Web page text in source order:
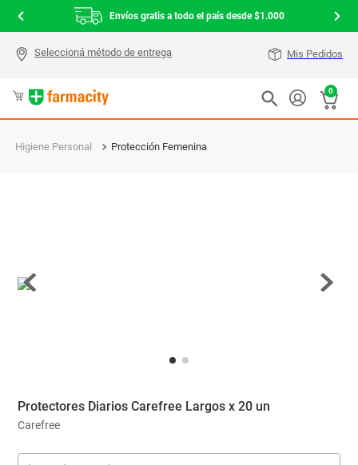
Envíos gratis a todo el país desde $1.000
Mis Pedidos
0
Higiene Personal Protección Femenina
Protectores Diarios Carefree Largos x 20 un
Carefree